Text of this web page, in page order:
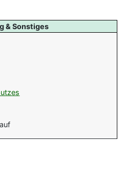
& Sonstiges